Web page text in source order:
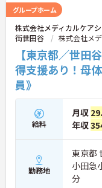
べます。現場配属後
研修で丁寧に業務を教
してステップアップ
ップ研修も定期的にあ
ら成長できます。
＜働きながら資格取
「実務者研修」の費
士」の講習会実施など
が非常に充実していま
グループホーム
株式会社メディカルケア
街世田谷
株式会社メ
【東京都／世
得支援あり！母
員》
給料
月収
年収
勤務地
東京都
小田急
分